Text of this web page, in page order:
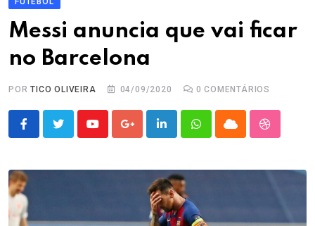
Messi anuncia que vai ficar
no Barcelona
PORTICO OLIVEIRA 04/09/2020 0 COMENTÁRIOS
YoutubeGoogle+LinkedInWhatsappCloud